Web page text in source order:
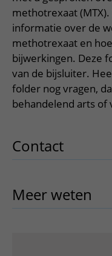
Onderzoeken en
Het Wilhelmina
Bloedprikken
Wachttijden
Bezoektijden
Wijzigen
Mijn UMC Utrecht
Faciliteiten en
Bezoekregels
Kwaliteit en veiligheid
Route naar het
Parkeren
Wegwijs in het
Contact met polikliniek
Contact met
Teleconsult aanvragen
Diagnostiek aanvragen
Zorgverlenersportaal
Over UMC Utrecht
Research
Onderwijs
Werken bij het UMC
methotrexaat
informatie over de
methotrexaat en
bijwerkingen. Deze
van de bijsluiter.
folder nog vragen,
behandelend arts of
Contact
Meer weten